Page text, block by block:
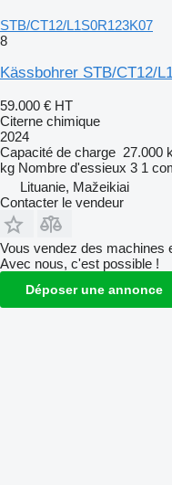
STB/CT12/L1S0R123K07
8
Kässbohrer STB/CT12/
59.000 € HT
Citerne chimique
2024
Capacité de charge 27.000
kg Nombre d'essieux 3 1
Lituanie, Mažeikiai
Contacter le vendeur
Vous vendez des machines
Avec nous, c'est possible !
Déposer une annonce